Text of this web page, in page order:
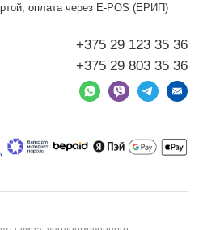
оплата через Е-POS (ЕРИП)
+375 29 123 35 36
+375 29 803 35 36